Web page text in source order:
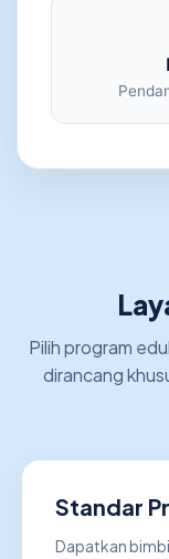
Pilih program
dirancang
Standar
Dapatkan